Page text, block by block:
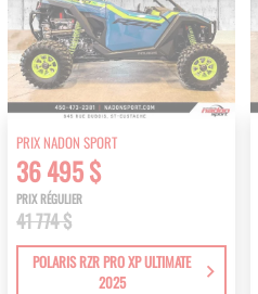
PRIX NADON SPORT
36 495 $
PRIX RÉGULIER
41 774 $
POLARIS RZR PRO XP ULTIMATE
2025